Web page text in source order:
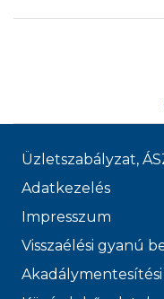
Üzletszabályzat,
Adatkezelés
Impresszum
Visszaélési gyanú